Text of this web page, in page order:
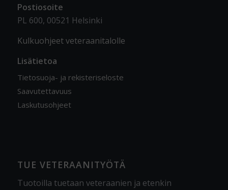
Postiosoite
PL 600, 00521 Helsinki
Kulkuohjeet veteraanitalolle
Lisätietoa
Tietosuoja- ja rekisteriseloste
Saavutettavuus
Laskutusohjeet
TUE VETERAANITYÖTÄ
Tuotoilla tuetaan veteraanien ja etenkin